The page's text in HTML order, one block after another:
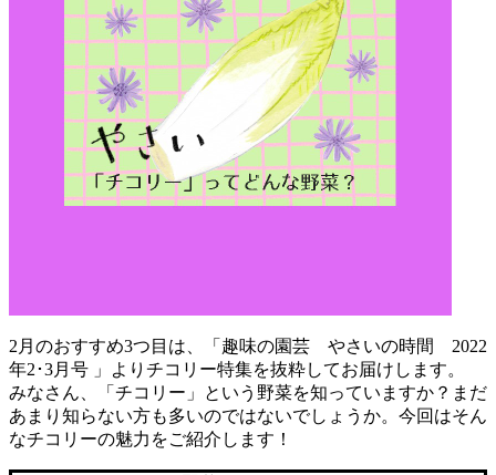
2月のおすすめ3つ目は、「趣味の園芸 やさいの時間 2022
年2･3月号 」よりチコリー特集を抜粋してお届けします。
みなさん、「チコリー」という野菜を知っていますか？まだ
あまり知らない方も多いのではないでしょうか。今回はそん
なチコリーの魅力をご紹介します！